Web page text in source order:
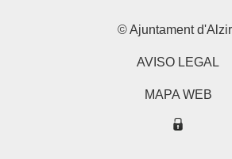
© Ajuntament
AVISO LEGAL
MAPA WEB